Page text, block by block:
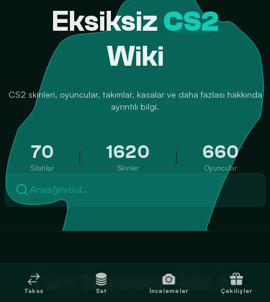
Eksiksiz CS2
Wiki
CS2 skinleri, oyuncular, takımlar, kasalar ve daha fazlası hakkında
ayrıntılı bilgi.
70
Silahlar
1620
Skinler
660
Oyuncular
Aradığını bul…
Tüm Eşyalara Göz At
Takas Sat İncelemeler Çekilişler